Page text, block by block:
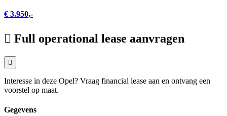
€ 3.950,-
Full operational lease aanvragen
Interesse in deze Opel? Vraag financial lease aan en ontvang een
voorstel op maat.
Gegevens